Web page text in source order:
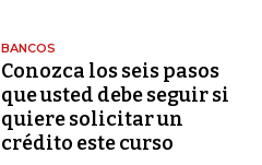
BANCOS
Conozca los seis pasos
que usted debe seguir si
quiere solicitar un
crédito este curso